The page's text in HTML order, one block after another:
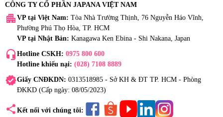
CÔNG TY CỔ PHẦN JAPANA VIỆT NAM
apartment VP tại Việt Nam: Tòa Nhà Trường Thịnh, 76 Nguyễn Háo Vĩnh,
Phường Phú Thọ Hòa, TP. HCM
VP tại Nhật Bản: Kanagawa Ken Ebina - Shi Nakana, Japan
headset_mic Hotline CSKH: 0975 800 600
Hotline khiếu nại: (028) 7108 8889
verifiedGiấy CNĐKDN: 0313518985 - Sở KH & ĐT TP. HCM - Phòng
ĐKKD (Cấp ngày: 08/05/2023)
share Kết nối với chúng tôi: